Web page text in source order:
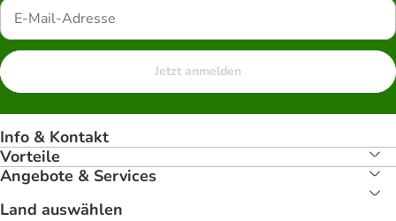
Jetzt anmelden
Info & Kontakt
Vorteile
Angebote & Services
Land auswählen